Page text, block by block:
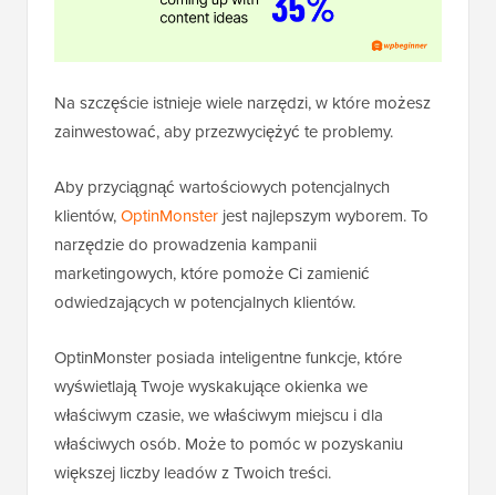
Na szczęście istnieje wiele narzędzi, w które możesz
zainwestować, aby przezwyciężyć te problemy.
Aby przyciągnąć wartościowych potencjalnych
klientów,OptinMonster jest najlepszym wyborem. To
narzędzie do prowadzenia kampanii
marketingowych, które pomoże Ci zamienić
odwiedzających w potencjalnych klientów.
OptinMonster posiada inteligentne funkcje, które
wyświetlają Twoje wyskakujące okienka we
właściwym czasie, we właściwym miejscu i dla
właściwych osób. Może to pomóc w pozyskaniu
większej liczby leadów z Twoich treści.